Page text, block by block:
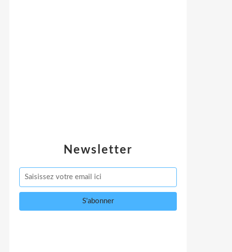
Newsletter